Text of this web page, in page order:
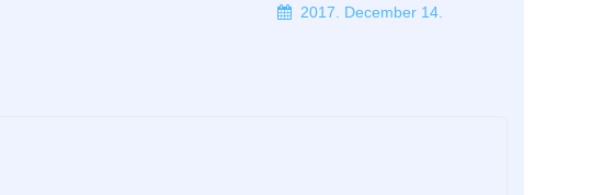
2017. December 14.